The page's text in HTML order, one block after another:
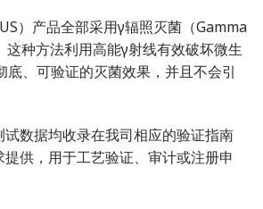
）产品全部采用γ辐照灭菌（Gamma
种方法利用高能γ射线有效破坏微生
底、可验证的灭菌效果，并且不会引
数据均收录在我司相应的验证指南
供，用于工艺验证、审计或注册申